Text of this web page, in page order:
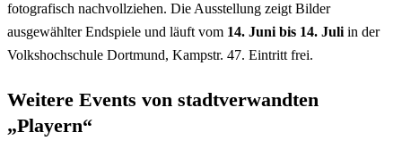
fotografisch nachvollziehen. Die Ausstellung zeigt Bilder
ausgewählter Endspiele und läuft vom 14. Juni bis 14. Juli in der
Volkshochschule Dortmund, Kampstr. 47. Eintritt frei.
Weitere Events von stadtverwandten
„Playern“